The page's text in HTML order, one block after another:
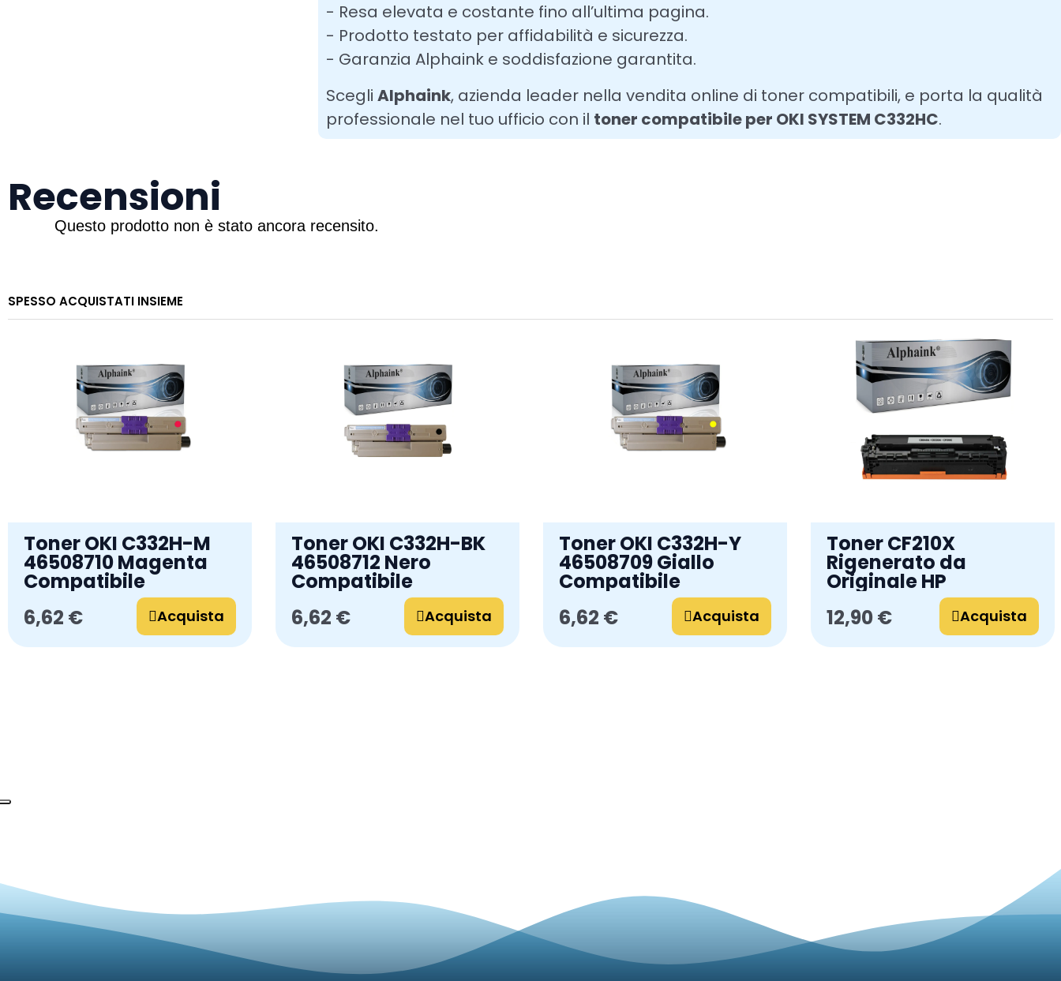
- Resa elevata e costante fino all’ultima pagina.
- Prodotto testato per affidabilità e sicurezza.
- Garanzia Alphaink e soddisfazione garantita.
ScegliAlphaink, azienda leader nella vendita online di toner compatibili, e porta la qualità
professionale nel tuo ufficio con il toner compatibile per OKI SYSTEM C332HC.
Recensioni
SPESSO ACQUISTATI INSIEME
Toner OKI C332H-M
46508710 Magenta
Compatibile
6,62 €
Acquista
Toner OKI C332H-BK
46508712 Nero
Compatibile
6,62 €
Acquista
Toner OKI C332H-Y
46508709 Giallo
Compatibile
6,62 €
Acquista
Toner CF210X
Rigenerato da
Originale HP
12,90 €
Acquista